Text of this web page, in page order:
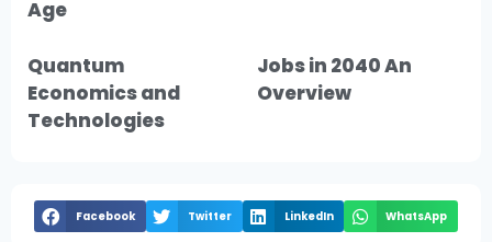
Age
Quantum
Economics and
Technologies
Jobs in 2040 An
Overview
Facebook Twitter LinkedIn WhatsApp